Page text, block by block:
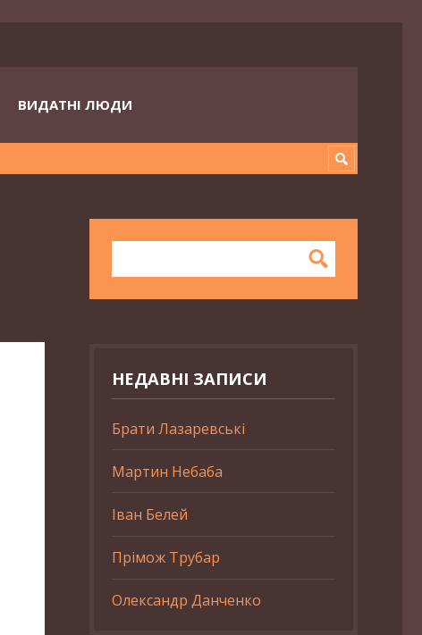
ВИДАТНІ ЛЮДИ
НЕДАВНІ ЗАПИСИ
Брати Лазаревські
Мартин Небаба
Іван Белей
Прімож Трубар
Олександр Данченко